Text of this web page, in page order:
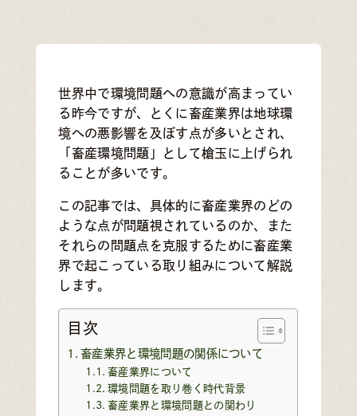
世界中で環境問題への意識が高まってい
る昨今ですが、とくに畜産業界は地球環
境への悪影響を及ぼす点が多いとされ、
「畜産環境問題」として槍玉に上げられ
ることが多いです。
この記事では、具体的に畜産業界のどの
ような点が問題視されているのか、また
それらの問題点を克服するために畜産業
界で起こっている取り組みについて解説
します。
目次
畜産業界と環境問題の関係について
畜産業界について
環境問題を取り巻く時代背景
畜産業界と環境問題との関わり